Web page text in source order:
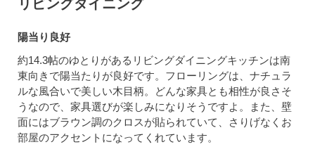
リビングダイニング
陽当り良好
約14.3帖のゆとりがあるリビングダイニングキッチンは南
東向きで陽当たりが良好です。フローリングは、ナチュラ
ルな風合いで美しい木目柄。どんな家具とも相性が良さそ
うなので、家具選びが楽しみになりそうですよ。また、壁
面にはブラウン調のクロスが貼られていて、さりげなくお
部屋のアクセントになってくれています。